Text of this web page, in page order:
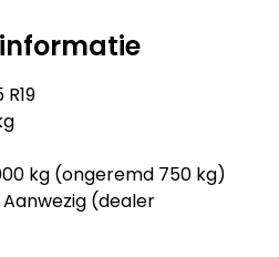
kg (ongeremd 750 kg)
(dealer